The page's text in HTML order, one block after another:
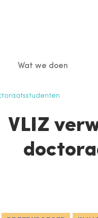
Wat we doen
VLIZ